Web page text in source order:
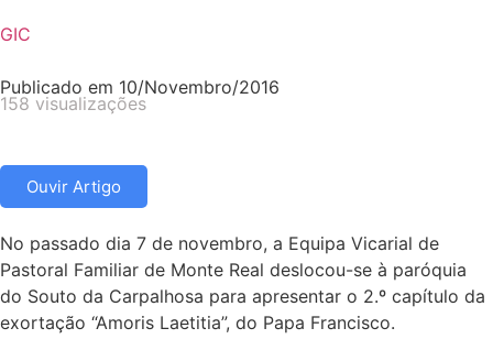
GIC
Publicado em 10/Novembro/2016
158 visualizações
Ouvir Artigo
No passado dia 7 de novembro, a Equipa Vicarial de
Pastoral Familiar de Monte Real deslocou-se à paróquia
do Souto da Carpalhosa para apresentar o 2.º capítulo da
exortação “Amoris Laetitia”, do Papa Francisco.